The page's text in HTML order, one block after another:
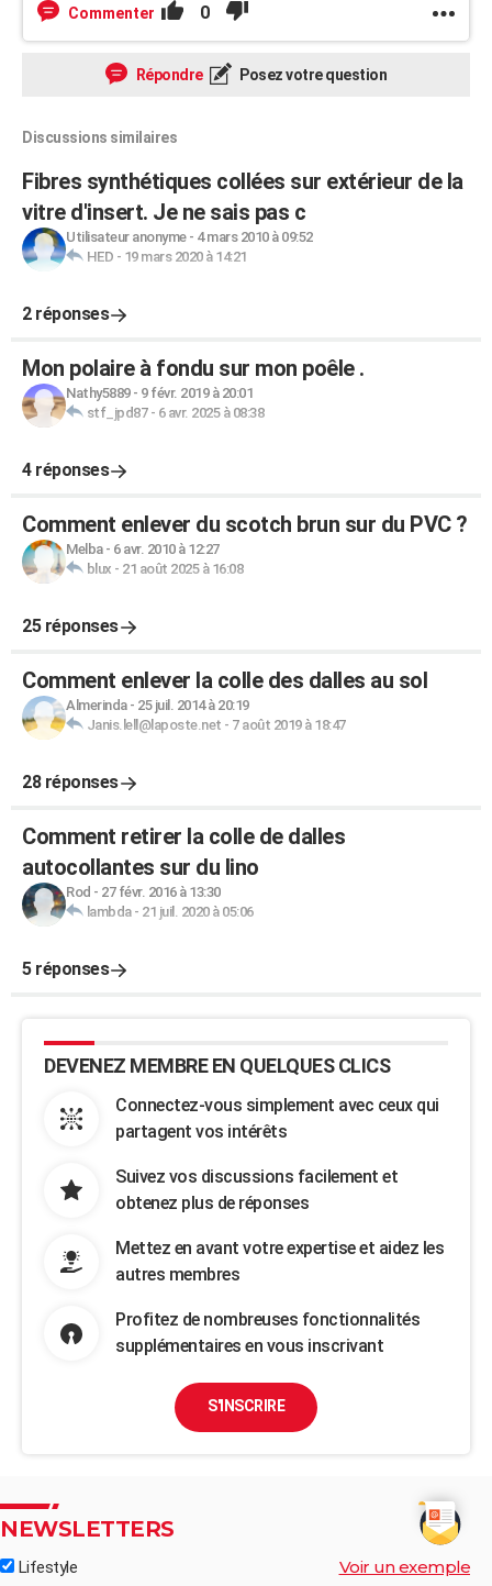
Commenter 0
Répondre Posez votre question
Discussions similaires
Fibres synthétiques collées sur extérieur de la
vitre d'insert. Je ne sais pas c
Utilisateur anonyme- 4 mars 2010 à 09:52
HED - 19 mars 2020 à 14:21
2 réponses
Mon polaire à fondu sur mon poêle .
Nathy5889- 9 févr. 2019 à 20:01
stf_jpd87- 6 avr. 2025 à 08:38
4 réponses
Comment enlever du scotch brun sur du PVC ?
Melba- 6 avr. 2010 à 12:27
blux - 21 août 2025 à 16:08
25 réponses
Comment enlever la colle des dalles au sol
Almerinda- 25 juil. 2014 à 20:19
Janis.lell@laposte.net - 7 août 2019 à 18:47
28 réponses
Comment retirer la colle de dalles
autocollantes sur du lino
Rod - 27 févr. 2016 à 13:30
lambda- 21 juil. 2020 à 05:06
5 réponses
DEVENEZ MEMBRE EN QUELQUES CLICS
Connectez-vous simplement avec ceux qui
partagent vos intérêts
Suivez vos discussions facilement et
obtenez plus de réponses
Mettez en avant votre expertise et aidez les
autres membres
Profitez de nombreuses fonctionnalités
supplémentaires en vous inscrivant
S'INSCRIRE
NEWSLETTERS
Lifestyle Voir un exemple